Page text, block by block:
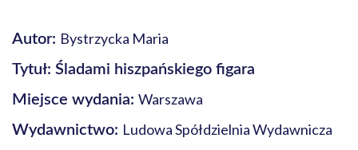
Autor: Bystrzycka Maria
Tytuł: Śladami hiszpańskiego figara
Miejsce wydania: Warszawa
Wydawnictwo: Ludowa Spółdzielnia Wydawnicza